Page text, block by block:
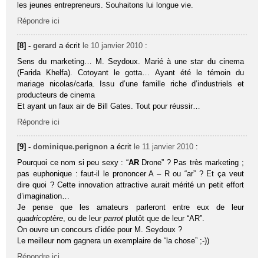
les jeunes entrepreneurs. Souhaitons lui longue vie.
Répondre ici
[8] -gerard a écrit le 10 janvier 2010 :
Sens du marketing… M. Seydoux. Marié à une star du cinema
(Farida Khelfa). Cotoyant le gotta… Ayant été le témoin du
mariage nicolas/carla. Issu d’une famille riche d’industriels et
producteurs de cinema
Et ayant un faux air de Bill Gates. Tout pour réussir…
Répondre ici
[9] -dominique.perignon a écrit le 11 janvier 2010 :
Pourquoi ce nom si peu sexy : “ARDrone” ? Pas très marketing ;
pas euphonique : faut-il le prononcer A – R ou “ar” ? Et ça veut
dire quoi ? Cette innovation attractive aurait mérité un petit effort
d’imagination…
Je pense que les amateurs parleront entre eux de leur
quadricoptère, ou de leurparrot plutôt que de leur “AR”.
On ouvre un concours d’idée pour M. Seydoux ?
Le meilleur nom gagnera un exemplaire de “la chose” ;-))